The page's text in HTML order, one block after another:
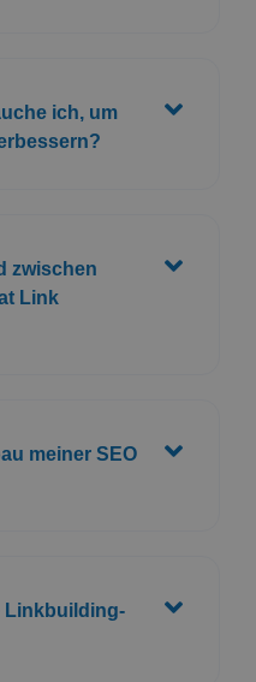
ich, um
zwischen
Link
meiner SEO
Linkbuilding-